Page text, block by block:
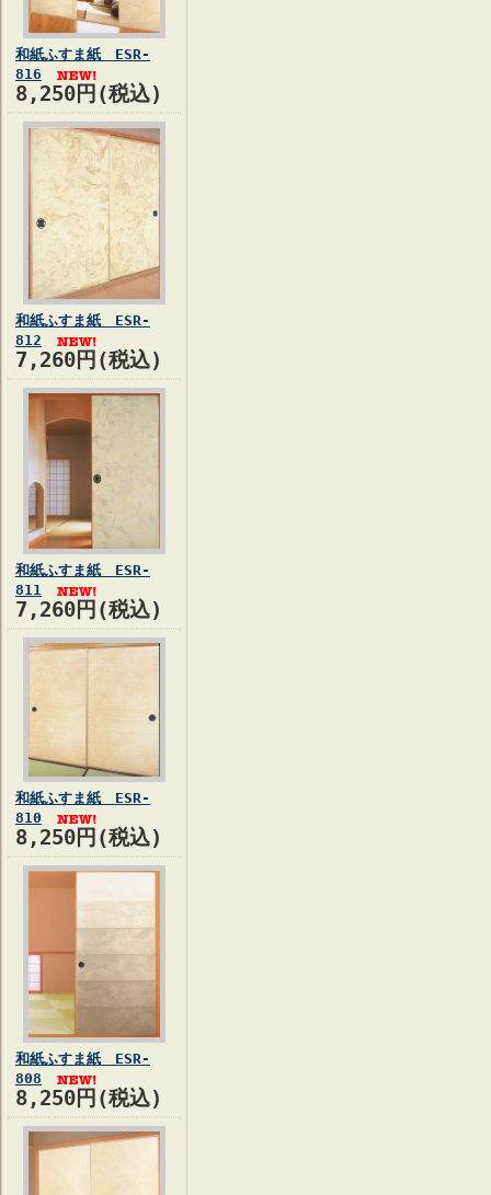
和紙ふすま紙 ESR-
816
8,250円(税込)
和紙ふすま紙 ESR-
812
7,260円(税込)
和紙ふすま紙 ESR-
811
7,260円(税込)
和紙ふすま紙 ESR-
810
8,250円(税込)
和紙ふすま紙 ESR-
808
8,250円(税込)